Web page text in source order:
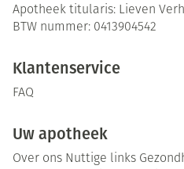
Apotheek titularis: Lieven
BTW nummer: 0413904542
Klantenservice
FAQ
Uw apotheek
Over ons Nuttige links